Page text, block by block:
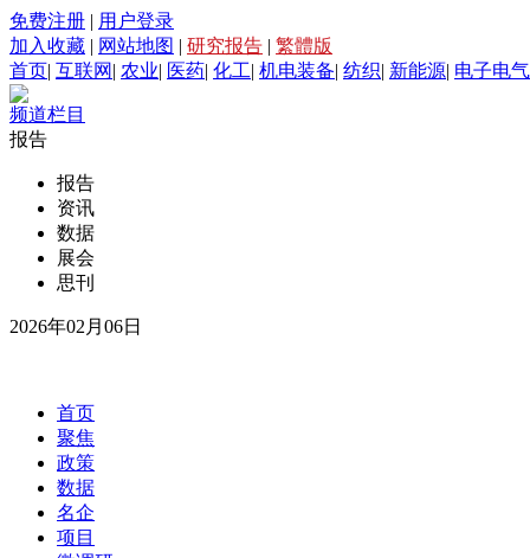
免费注册 | 用户登录
加入收藏 | 网站地图 | 研究报告 | 繁體版
首页| 互联网 | 农业| 医药| 化工| 机电装备| 纺织| 新能源| 电子电气
频道栏目
报告
报告
资讯
数据
展会
思刊
2026年02月06日
首页
聚焦
政策
数据
名企
项目